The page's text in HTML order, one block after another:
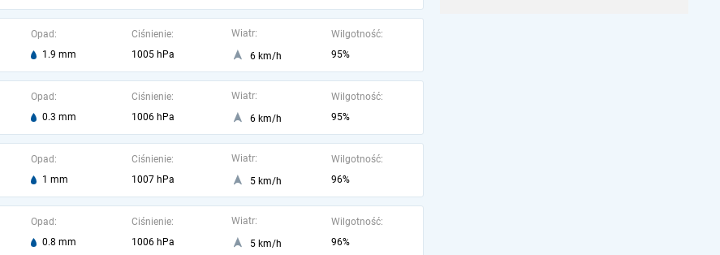
Opad:
1.9 mm
Ciśnienie:
1005 hPa
Wiatr:
6 km/h
Wilgotność:
95%
Opad:
0.3 mm
Ciśnienie:
1006 hPa
Wiatr:
6 km/h
Wilgotność:
95%
Opad:
1 mm
Ciśnienie:
1007 hPa
Wiatr:
5 km/h
Wilgotność:
96%
Opad:
0.8 mm
Ciśnienie:
1006 hPa
Wiatr:
5 km/h
Wilgotność:
96%